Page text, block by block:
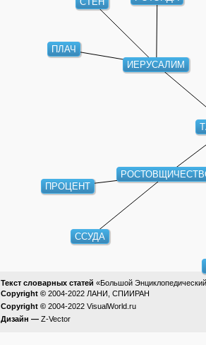
ИЕРУСАЛИМ
ССУДА
ПРОЦЕНТ
ПЛАЧ
СТЕН
Текст словарных статей «Большой
Copyright © 2004-2022 ЛАНИ, СПИИРАН
Copyright © 2004-2022 VisualWorld.ru
Дизайн — Z-Vector